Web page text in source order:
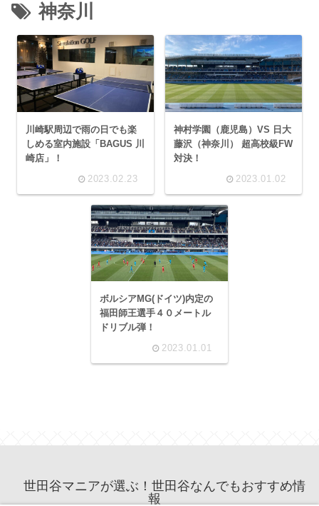
神奈川
川崎駅周辺で雨の日でも楽
しめる室内施設「BAGUS 川
崎店」！
2023.02.23
神村学園（鹿児島）VS 日大
藤沢（神奈川） 超高校級FW
対決！
2023.01.02
ボルシアMG(ドイツ)内定の
福田師王選手４０メートル
ドリブル弾！
2023.01.01
世田谷マニアが選ぶ！世田谷なんでもおすすめ情
報